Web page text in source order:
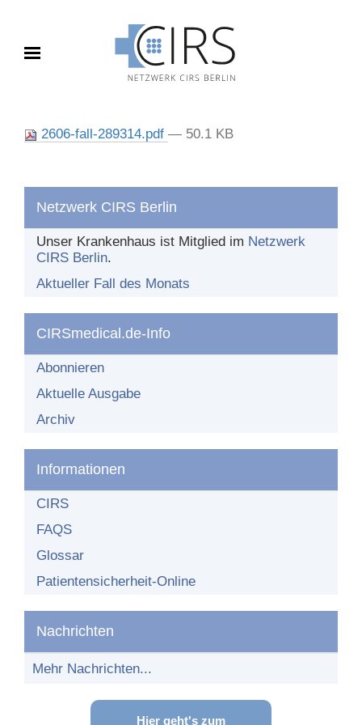
Toggle navigation
BERICHTEN
Was und wie berichten?
Nach dem Bericht
DAS NETZWERK
Organisationsstruktur
Teilnehmende Einrichtungen
Teilnehmer-Bereich
Teilnahme am Netzwerk
2606-fall-289314.pdf — 50.1 KB
Netzwerk CIRS Berlin
Unser Krankenhaus ist Mitglied im Netzwerk
CIRS Berlin.
Aktueller Fall des Monats
CIRSmedical.de-Info
Abonnieren
Aktuelle Ausgabe
Archiv
Informationen
CIRS
FAQS
Glossar
Patientensicherheit-Online
Nachrichten
Mehr Nachrichten...
Hier geht's zum